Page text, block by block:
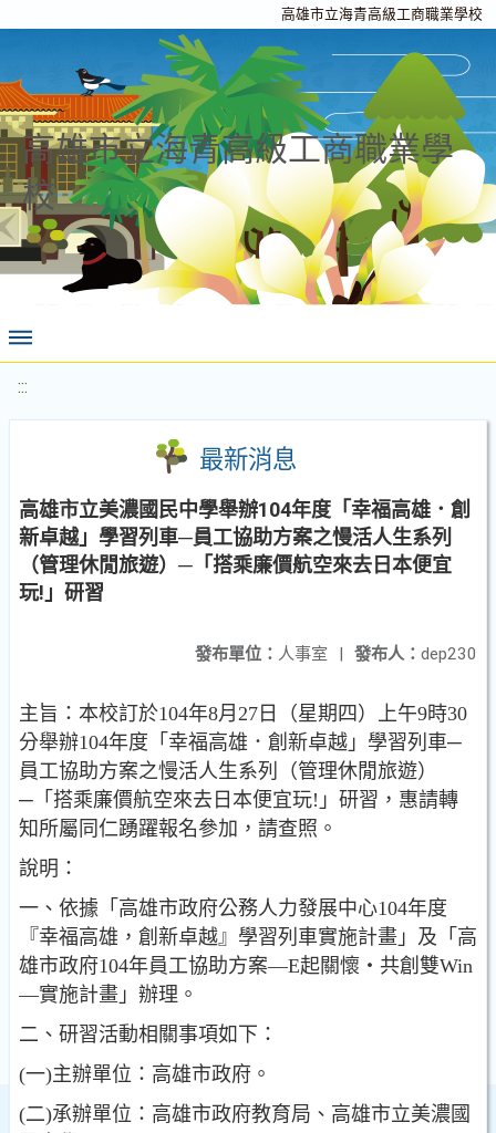
高雄市立海青高級工商職業學校
高雄市立海青高級工商職業學
校
:::
最新消息
高雄市立美濃國民中學舉辦104年度「幸福高雄．創
新卓越」學習列車─員工協助方案之慢活人生系列
（管理休閒旅遊）─「搭乘廉價航空來去日本便宜
玩!」研習
發布人： dep230
發布單位： 人事室 |
主旨：本校訂於104年8月27日（星期四）上午9時30
分舉辦104年度「幸福高雄．創新卓越」學習列車─
員工協助方案之慢活人生系列（管理休閒旅遊）
─「搭乘廉價航空來去日本便宜玩!」研習，惠請轉
知所屬同仁踴躍報名參加，請查照。
說明：
一、依據「高雄市政府公務人力發展中心104年度
『幸福高雄，創新卓越』學習列車實施計畫」及「高
雄市政府104年員工協助方案—E起關懷‧共創雙Win
—實施計畫」辦理。
二、研習活動相關事項如下：
(一)主辦單位：高雄市政府。
(二)承辦單位：高雄市政府教育局、高雄市立美濃國